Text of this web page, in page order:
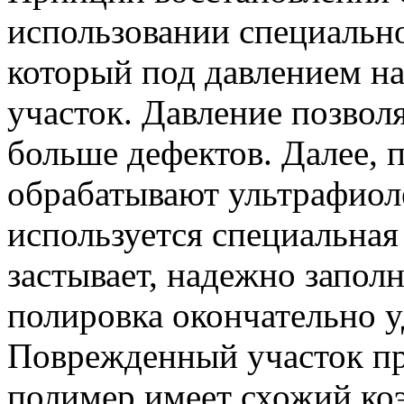
использовании
который под давлением
участок. Давление
больше дефектов. Далее,
обрабатывают
используется
застывает, надежно
полировка окончательно
Поврежденный участок
полимер имеет схожий